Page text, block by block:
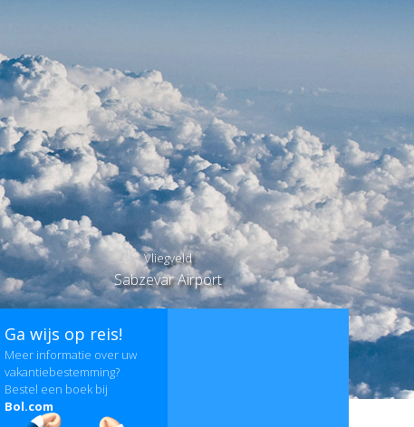
Vliegveld
Sabzevar Airport
Ga wijs op reis!
Meer informatie over uw
vakantiebestemming?
Bestel een boek bij
Bol.com